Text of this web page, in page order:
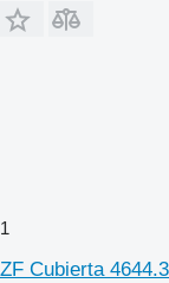
1
ZF Cubierta